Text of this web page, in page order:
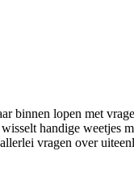
binnen lopen met
handige weetjes
vragen over